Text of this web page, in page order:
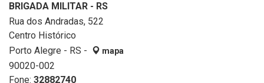
BRIGADA MILITAR - RS
Rua dos Andradas, 522
Centro Histórico
Porto Alegre - RS -
mapa
90020-002
Fone: 32882740